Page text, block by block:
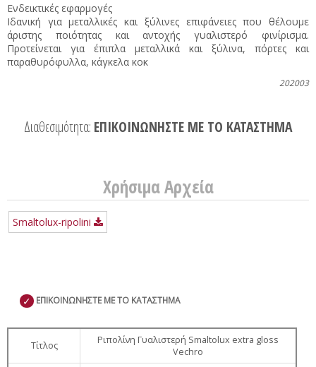
Ενδεικτικές εφαρμογές
Ιδανική για μεταλλικές και ξύλινες επιφάνειες που θέλουμε
άριστης ποιότητας και αντοχής γυαλιστερό φινίρισμα.
Προτείνεται για έπιπλα μεταλλικά και ξύλινα, πόρτες και
παραθυρόφυλλα, κάγκελα κοκ
202003
Διαθεσιμότητα: ΕΠΙΚΟΙΝΩΝΗΣΤΕ ΜΕ ΤΟ ΚΑΤΑΣΤΗΜΑ
Χρήσιμα Αρχεία
Smaltolux-ripolini
✓ ΕΠΙΚΟΙΝΩΝΗΣΤΕ ΜΕ ΤΟ ΚΑΤΑΣΤΗΜΑ
Τίτλος
Ριπολίνη Γυαλιστερή Smaltolux extra gloss
Vechro